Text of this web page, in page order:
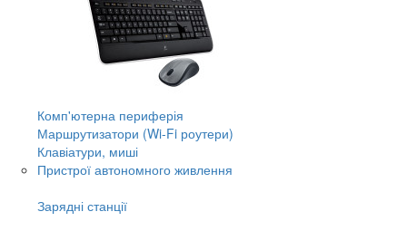
Комп'ютерна периферія
Маршрутизатори (Wi-Fi роутери)
Клавіатури, миші
Пристрої автономного живлення
Зарядні станції